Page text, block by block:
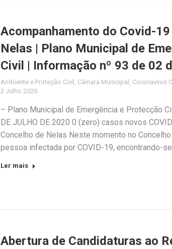
Acompanhamento do Covid-
Nelas | Plano Municipal de
Civil | Informação nº 93 de 02
Ambiente e Proteção Civil Câmara Municipal Coronavirus
2 Julho 2020
– Plano Municipal de Emergência e Protecção
DE JULHO DE 2020 0 (zero) casos novos
Concelho de Nelas Neste momento no
pessoa infectada por COVID-19, encontrando-
Ler mais
Abertura de Candidaturas ao